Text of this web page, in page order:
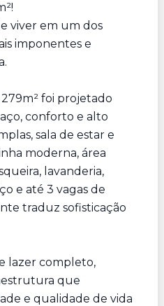
viver em um dos
imponentes e
foi projetado
conforto e alto
sala de estar e
moderna, área
lavanderia,
e até 3 vagas de
traduz sofisticação
lazer completo,
que
e qualidade de vida